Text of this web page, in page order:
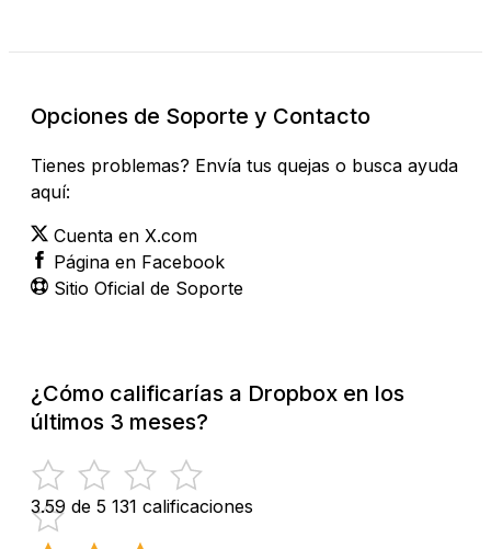
Opciones de Soporte y Contacto
Tienes problemas? Envía tus quejas o busca ayuda
aquí:
Cuenta en X.com
Página en Facebook
Sitio Oficial de Soporte
¿Cómo calificarías a Dropbox en los
últimos 3 meses?
3.59 de 5 131 calificaciones